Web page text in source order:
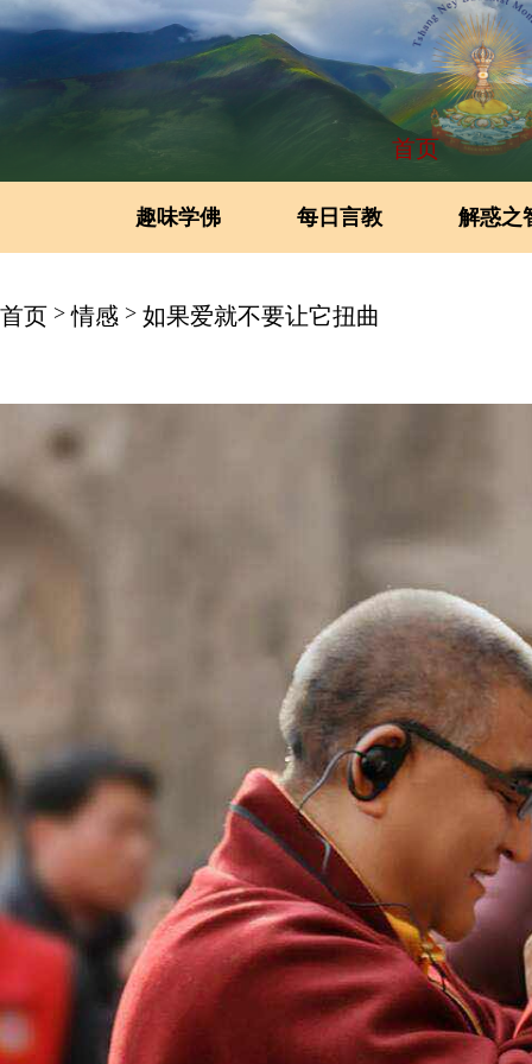
首页
趣味学佛 每日言教 解惑之
首页 > 情感 > 如果爱就不要让它扭曲